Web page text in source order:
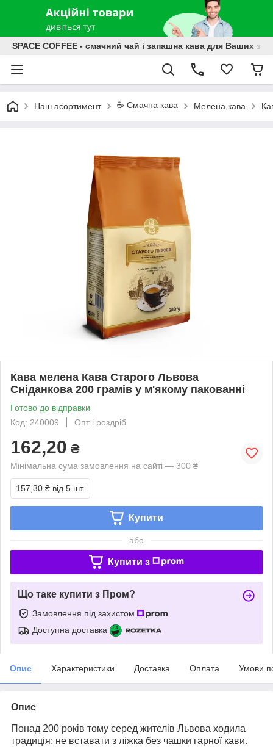
SPACE COFFEE - смачний чай і запашна кава для Ваших
Наш асортимент ☕️ Смачна кава Мелена кава
Кава мелена Кава Старого Львова
Сніданкова 200 грамів у м'якому пакованні
Готово до відправки
Код: 240009
Опт і роздріб
162,20 ₴
Мінімальна сума замовлення на сайті — 300 ₴
157,30 ₴ від 5 шт.
Купити
або
Купити з
Що таке купити з Пром?
Замовлення під захистом
Доступна доставка
Опис Характеристики Доставка Оплата Умови
Опис
Понад 200 років тому серед жителів Львова ходила
традиція: не вставати з ліжка без чашки гарної кави.